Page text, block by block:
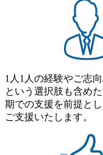
1人1人の経験やご志
という選択肢も含め
期での支援を前提と
ご支援いたします。